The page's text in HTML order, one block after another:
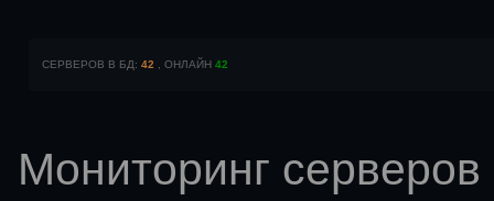
СЕРВЕРОВ В БД: 42 , ОНЛАЙН 42
Мониторинг